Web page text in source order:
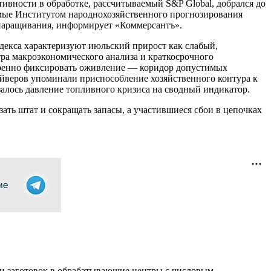
в обработке, рассчитываемый S&P Global, добрался до
Институтом народнохозяйственного прогнозирования
информирует «Коммерсантъ».
характеризуют июльский прирост как слабый,
макроэкономического анализа и краткосрочного
фиксировать оживление — коридор допустимых
упоминали приспособление хозяйственного контура к
давление топливного кризиса на сводный индикатор.
штат и сокращать запасы, а участившиеся сбои в цепочках